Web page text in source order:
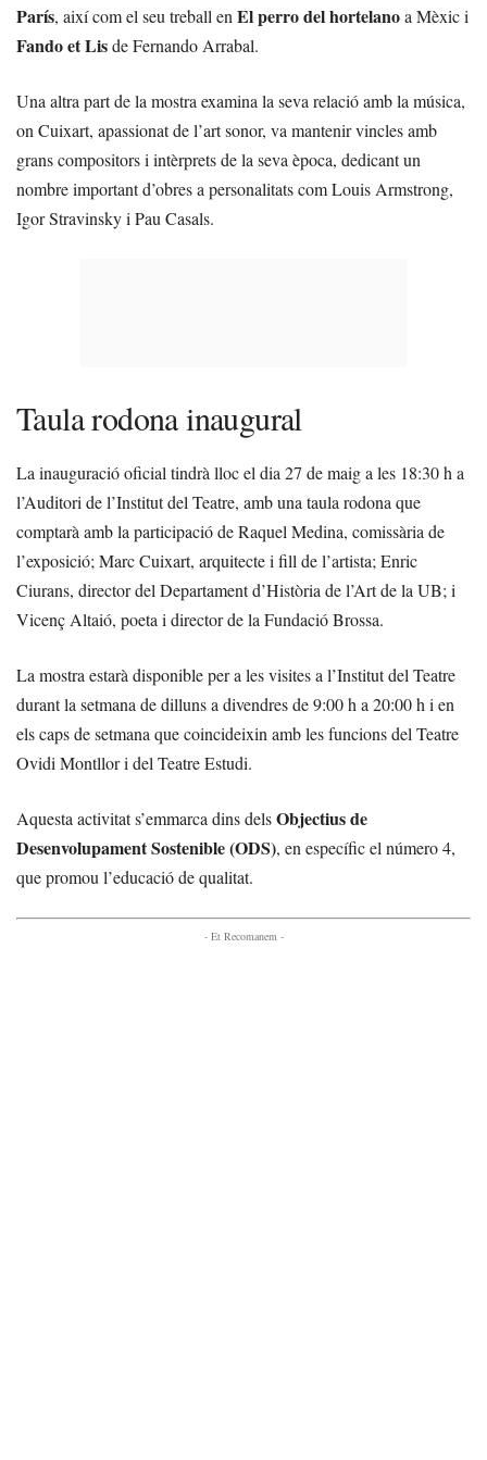
París, així com el seu treball en El perro del hortelanoa Mèxic i
Fando et Lisde Fernando Arrabal.
Una altra part de la mostra examina la seva relació amb la música,
on Cuixart, apassionat de l’art sonor, va mantenir vincles amb
grans compositors i intèrprets de la seva època, dedicant un
nombre important d’obres a personalitats com Louis Armstrong,
Igor Stravinsky i Pau Casals.
Taula rodona inaugural
La inauguració oficial tindrà lloc el dia 27 de maig a les 18:30 h a
l’Auditori de l’Institut del Teatre, amb una taula rodona que
comptarà amb la participació de Raquel Medina, comissària de
l’exposició; Marc Cuixart, arquitecte i fill de l’artista; Enric
Ciurans, director del Departament d’Història de l’Art de la UB; i
Vicenç Altaió, poeta i director de la Fundació Brossa.
La mostra estarà disponible per a les visites a l’Institut del Teatre
durant la setmana de dilluns a divendres de 9:00 h a 20:00 h i en
els caps de setmana que coincideixin amb les funcions del Teatre
Ovidi Montllor i del Teatre Estudi.
Aquesta activitat s’emmarca dins delsObjectius de
Desenvolupament Sostenible (ODS), en específic el número 4,
que promou l’educació de qualitat.
- Et Recomanem -